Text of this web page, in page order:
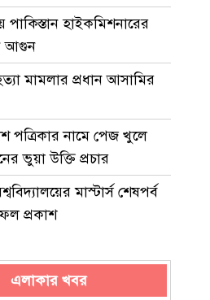
পাকিস্তান হাইকমিশনারের
আগুন
মামলার প্রধান আসামির
পত্রিকার নামে পেজ খুলে
ভুয়া উক্তি প্রচার
মাস্টার্স শেষপর্ব
প্রকাশ
এলাকার খবর